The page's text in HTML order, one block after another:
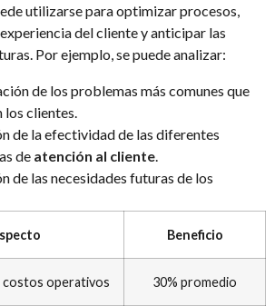
utilizarse para optimizar procesos,
del cliente y anticipar las
Por ejemplo, se puede analizar:
de los problemas más comunes que
clientes.
de la efectividad de las diferentes
de atención al cliente
de las necesidades futuras de los
Beneficio
costos operativos 30% promedio